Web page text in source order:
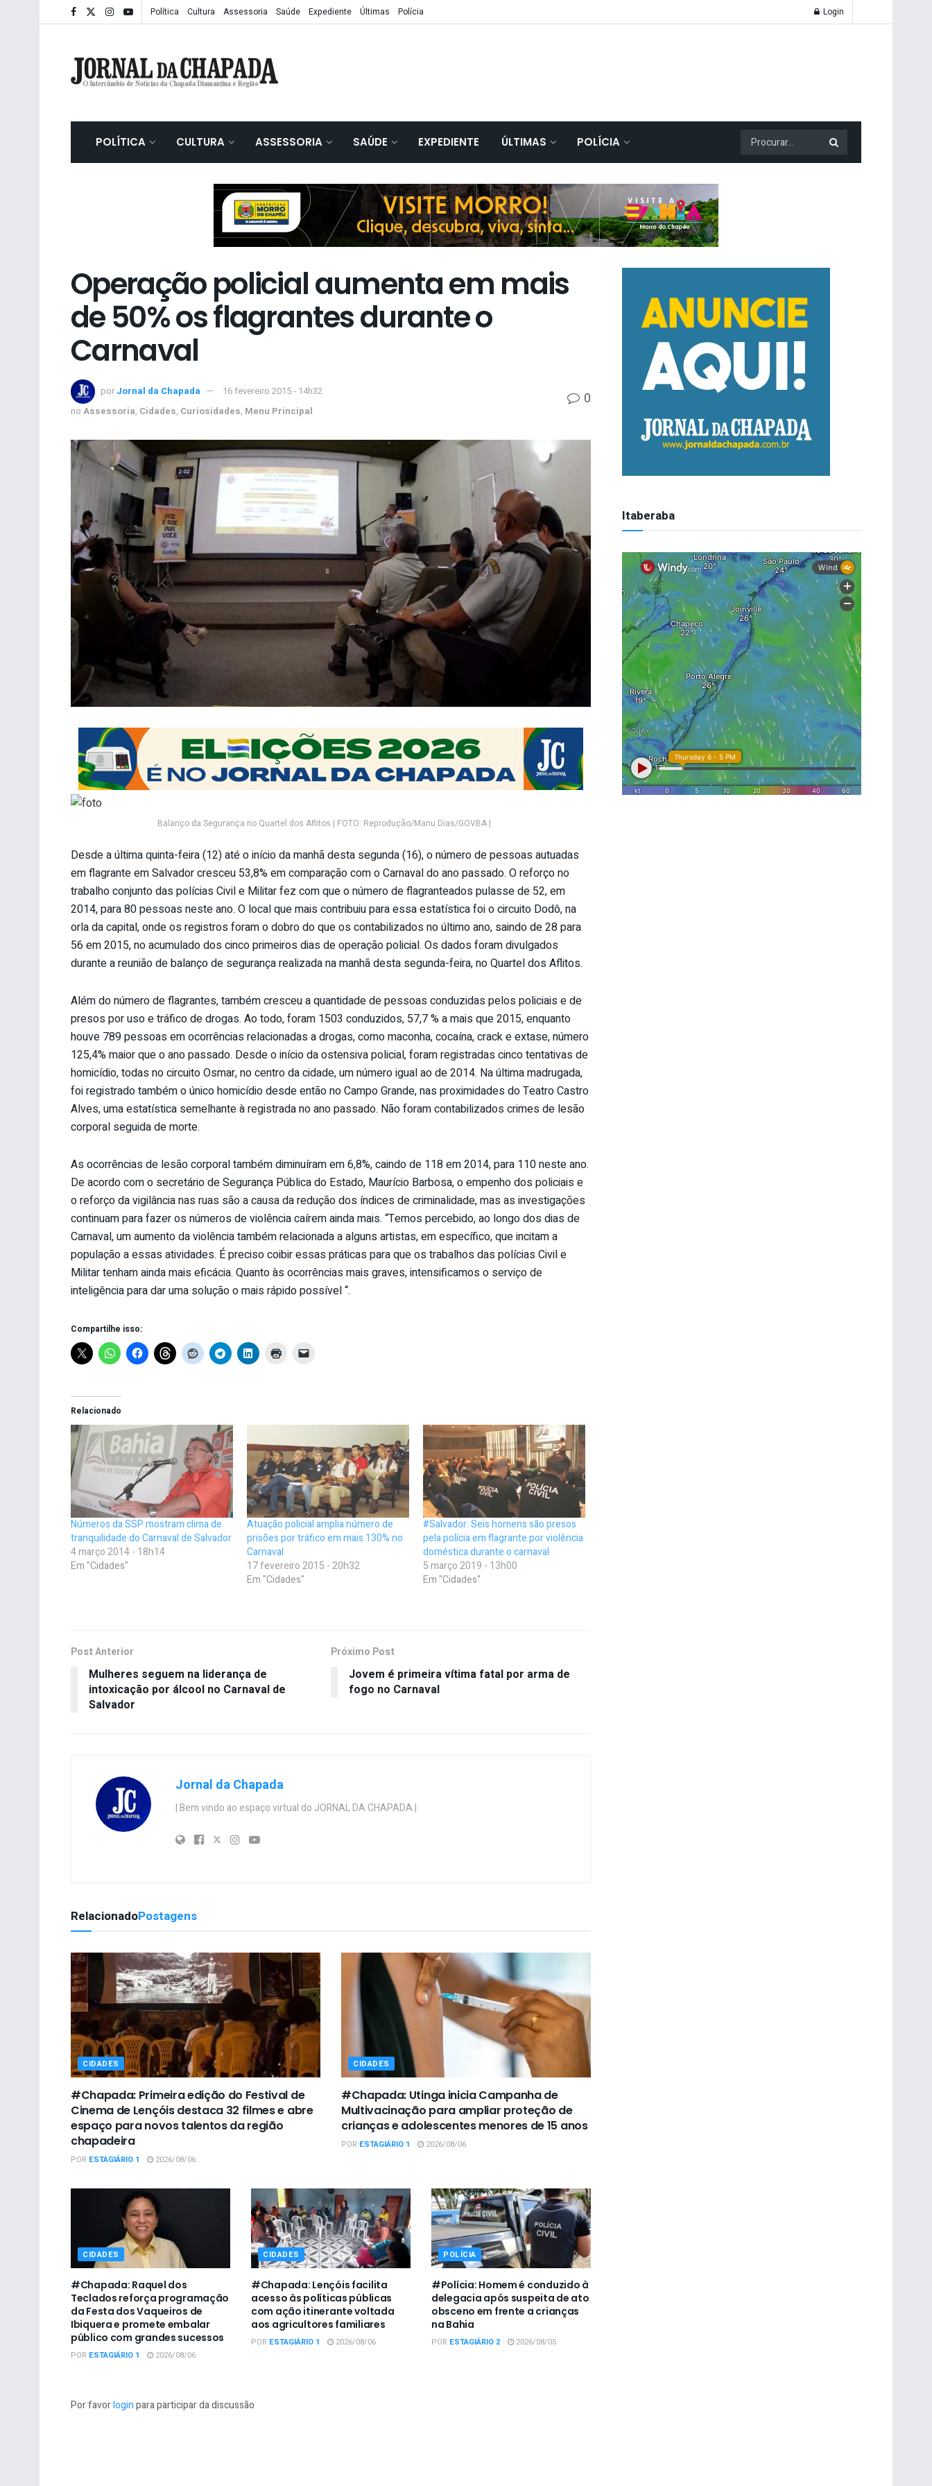
Política Cultura Assessoria Saúde Expediente Últimas Polícia Login
POLÍTICA CULTURA ASSESSORIA SAÚDE EXPEDIENTE ÚLTIMAS POLÍCIA
Operação policial aumenta em mais
de 50% os flagrantes durante o
Carnaval
por Jornal da Chapada
16 fevereiro 2015 - 14h32
no Assessoria, Cidades, Curiosidades, Menu Principal
0
Balanço da Segurança no Quartel dos Aflitos | FOTO: Reprodução/Manu Dias/GOVBA |
Desde a última quinta-feira (12) até o início da manhã desta segunda (16), o número de pessoas autuadas
em flagrante em Salvador cresceu 53,8% em comparação com o Carnaval do ano passado. O reforço no
trabalho conjunto das polícias Civil e Militar fez com que o número de flagranteados pulasse de 52, em
2014, para 80 pessoas neste ano. O local que mais contribuiu para essa estatística foi o circuito Dodô, na
orla da capital, onde os registros foram o dobro do que os contabilizados no último ano, saindo de 28 para
56 em 2015, no acumulado dos cinco primeiros dias de operação policial. Os dados foram divulgados
durante a reunião de balanço de segurança realizada na manhã desta segunda-feira, no Quartel dos Aflitos.
Além do número de flagrantes, também cresceu a quantidade de pessoas conduzidas pelos policiais e de
presos por uso e tráfico de drogas. Ao todo, foram 1503 conduzidos, 57,7 % a mais que 2015, enquanto
houve 789 pessoas em ocorrências relacionadas a drogas, como maconha, cocaína, crack e extase, número
125,4% maior que o ano passado. Desde o início da ostensiva policial, foram registradas cinco tentativas de
homicídio, todas no circuito Osmar, no centro da cidade, um número igual ao de 2014. Na última madrugada,
foi registrado também o único homicídio desde então no Campo Grande, nas proximidades do Teatro Castro
Alves, uma estatística semelhante à registrada no ano passado. Não foram contabilizados crimes de lesão
corporal seguida de morte.
As ocorrências de lesão corporal também diminuíram em 6,8%, caindo de 118 em 2014, para 110 neste ano.
De acordo com o secretário de Segurança Pública do Estado, Maurício Barbosa, o empenho dos policiais e
o reforço da vigilância nas ruas são a causa da redução dos índices de criminalidade, mas as investigações
continuam para fazer os números de violência caírem ainda mais. “Temos percebido, ao longo dos dias de
Carnaval, um aumento da violência também relacionada a alguns artistas, em específico, que incitam a
população a essas atividades. É preciso coibir essas práticas para que os trabalhos das polícias Civil e
Militar tenham ainda mais eficácia. Quanto às ocorrências mais graves, intensificamos o serviço de
inteligência para dar uma solução o mais rápido possível “.
Compartilhe isso:
Relacionado
Números da SSP mostram clima de
tranquilidade do Carnaval de Salvador
4 março 2014 - 18h14
Em "Cidades"
Atuação policial amplia número de
prisões por tráfico em mais 130% no
Carnaval
17 fevereiro 2015 - 20h32
Em "Cidades"
#Salvador: Seis homens são presos
pela polícia em flagrante por violência
doméstica durante o carnaval
5 março 2019 - 13h00
Em "Cidades"
Post Anterior
Mulheres seguem na liderança de
intoxicação por álcool no Carnaval de
Salvador
Próximo Post
​Jovem é primeira vítima fatal por arma de
fogo no Carnaval
Jornal da Chapada
| Bem vindo ao espaço virtual do JORNAL DA CHAPADA |
RelacionadoPostagens
CIDADES
#Chapada: Primeira edição do Festival de
Cinema de Lençóis destaca 32 filmes e abre
espaço para novos talentos da região
chapadeira
POR ESTAGIÁRIO 1 2026/08/06
CIDADES
#Chapada: Utinga inicia Campanha de
Multivacinação para ampliar proteção de
crianças e adolescentes menores de 15 anos
POR ESTAGIÁRIO 1 2026/08/06
CIDADES
#Chapada: Raquel dos
Teclados reforça programação
da Festa dos Vaqueiros de
Ibiquera e promete embalar
público com grandes sucessos
POR ESTAGIÁRIO 1 2026/08/06
CIDADES
#Chapada: Lençóis facilita
acesso às políticas públicas
com ação itinerante voltada
aos agricultores familiares
POR ESTAGIÁRIO 1 2026/08/06
POLÍCIA
#Polícia: Homem é conduzido à
delegacia após suspeita de ato
obsceno em frente a crianças
na Bahia
POR ESTAGIÁRIO 2 2026/08/05
Por favorloginpara participar da discussão
Itaberaba